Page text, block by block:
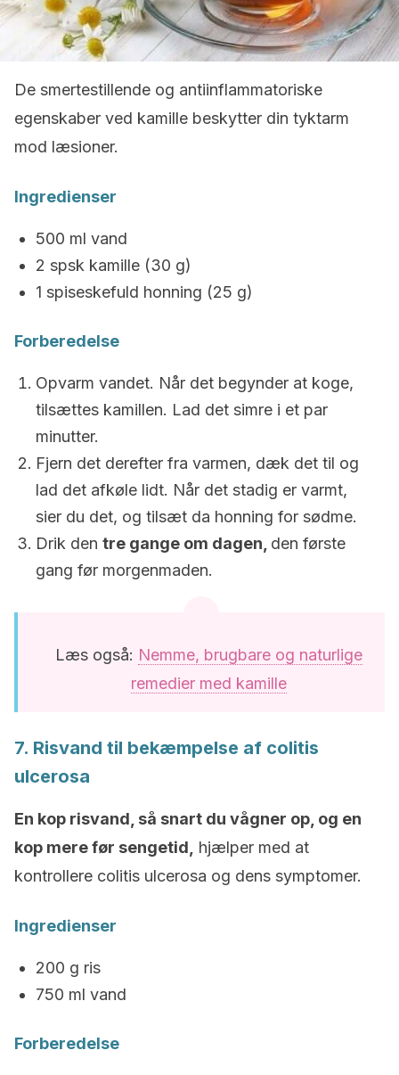
De smertestillende og antiinflammatoriske
egenskaber ved kamille beskytter din tyktarm
mod læsioner.
Ingredienser
500 ml vand
2 spsk kamille (30 g)
1 spiseskefuld honning (25 g)
Forberedelse
Opvarm vandet. Når det begynder at koge,
tilsættes kamillen. Lad det simre i et par
minutter.
Fjern det derefter fra varmen, dæk det til og
lad det afkøle lidt. Når det stadig er varmt,
sier du det, og tilsæt da honning for sødme.
Drik den tre gange om dagen, den første
gang før morgenmaden.
Læs også: Nemme, brugbare og naturlige
remedier med kamille
7. Risvand til bekæmpelse af colitis
ulcerosa
En kop risvand, så snart du vågner op, og en
kop mere før sengetid,
hjælper med at
kontrollere colitis ulcerosa og dens symptomer.
Ingredienser
200 g ris
750 ml vand
Forberedelse